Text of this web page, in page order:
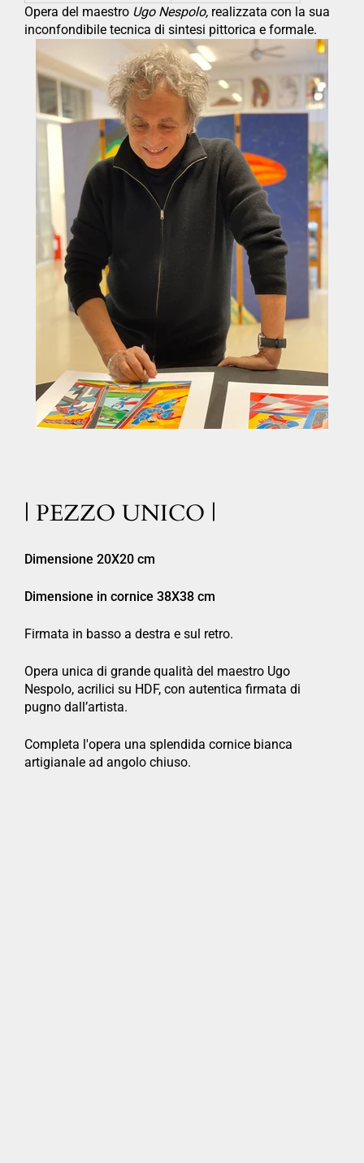
Opera del maestro Ugo Nespolo, realizzata con la sua
inconfondibile tecnica di sintesi pittorica e formale.
| PEZZO UNICO |
Dimensione 20X20 cm
Dimensione in cornice 38X38 cm
Firmata in basso a destra e sul retro.
Opera unica di grande qualità del maestro Ugo
Nespolo, acrilici su HDF, con autentica firmata di
pugno dall’artista.
Completa l'opera una splendida cornice bianca
artigianale ad angolo chiuso.